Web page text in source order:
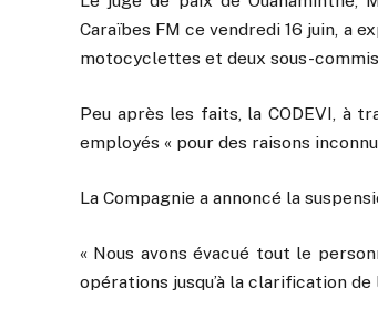
Caraïbes FM ce vendredi 16 juin, a
motocyclettes et deux sous-
Peu après les faits, la CODEVI, à
employés « pour des raisons
La Compagnie a annoncé la
« Nous avons évacué tout le
opérations jusqu’à la clarification